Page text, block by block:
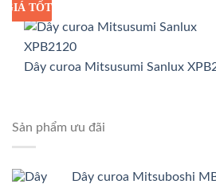
GIÁ SỈ
GIÁ TỐT
Dây curoa Mitsusumi Sanlux
Sản phẩm ưu đãi
Dây curoa Mitsuboshi